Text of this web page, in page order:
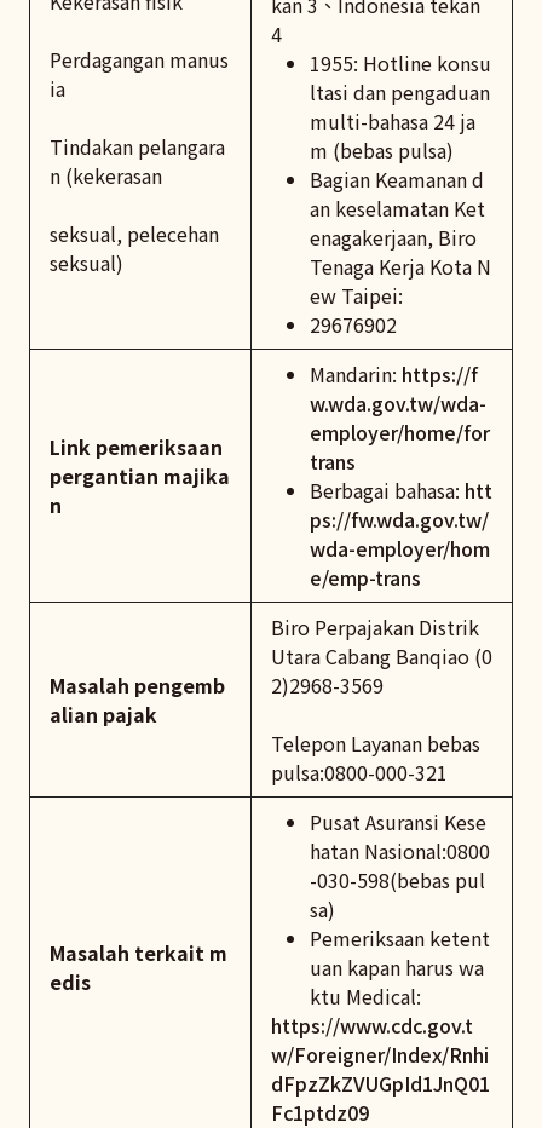
4
1955: Hotline konsu
ltasi dan pengaduan
multi-bahasa 24 ja
m (bebas pulsa)
Bagian Keamanan d
an keselamatan Ket
enagakerjaan, Biro
Tenaga Kerja Kota N
ew Taipei:
29676902
Perdagangan manus
ia
Tindakan pelangara
n (kekerasan
seksual, pelecehan
seksual)
Link pemeriksaan
pergantian majika
n
Mandarin: https://f
w.wda.gov.tw/wda-
employer/home/for
trans
Berbagai bahasa: htt
ps://fw.wda.gov.tw/
wda-employer/hom
e/emp-trans
Masalah pengemb
alian pajak
Biro Perpajakan Distrik
Utara Cabang Banqiao (0
2)2968-3569
Telepon Layanan bebas
pulsa:0800-000-321
Masalah terkait m
edis
Pusat Asuransi Kese
hatan Nasional:0800
-030-598(bebas pul
sa)
Pemeriksaan ketent
uan kapan harus wa
ktu Medical:
https://www.cdc.gov.t
w/Foreigner/Index/Rnhi
dFpzZkZVUGpId1JnQ01
Fc1ptdz09